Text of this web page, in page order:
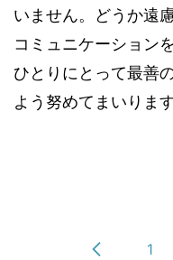
いません。どうか遠
コミュニケーション
ひとりにとって最善
よう努めてまいります
1